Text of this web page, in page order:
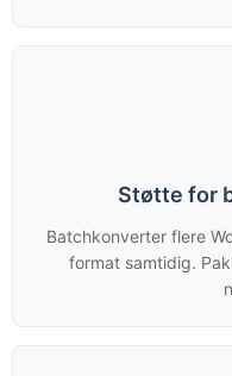
Støtte for
Batchkonverter flere
format samtidig.